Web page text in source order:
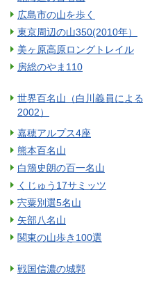
広島市の山を歩く
東京周辺の山350(2010年）
美ヶ原高原ロングトレイル
房総のやま110
世界百名山（白川義員による
2002）
嘉穂アルプス4座
熊本百名山
白籏史朗の百一名山
くじゅう17サミッツ
宍粟別選5名山
矢部八名山
関東の山歩き100選
戦国信濃の城郭